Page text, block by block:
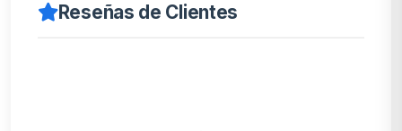
Reseñas de Clientes